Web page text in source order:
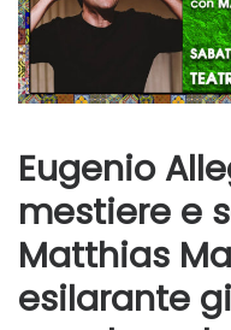
Eugenio
mestiere e
Matthias
esilarante